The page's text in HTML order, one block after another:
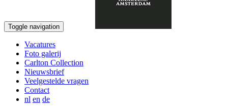
Toggle navigation
Vacatures
Foto galerij
Carlton Collection
Nieuwsbrief
Veelgestelde vragen
Contact
nl en de